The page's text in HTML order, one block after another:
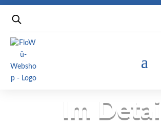
Im Detail